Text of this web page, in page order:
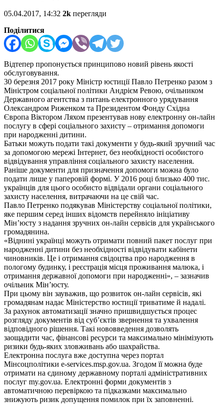
05.04.2017, 14:32 2k перегляди
Поділитися
Відтепер пропонується принципово новий рівень якості
обслуговування.
30 березня 2017 року Міністр юстиції Павло Петренко разом з
Міністром соціальної політики Андрієм Ревою, очільником
Державного агентства з питань електронного урядування
Олександром Риженком та Президентом Фонду Східна
Європа Віктором Ляхом презентував нову електронну он-лайн
послугу в сфері соціального захисту – отримання допомоги
при народженні дитини.
Батьки можуть подати такі документи у будь-який зручний час
за допомогою мережі Інтернет, без необхідності особистого
відвідування управління соціального захисту населення.
Раніше документи для призначення допомоги можна було
подати лише у паперовій формі. У 2016 році близько 400 тис.
українців для цього особисто відвідали органи соціального
захисту населення, витрачаючи на це свій час.
Павло Петренко подякував Міністерству соціальної політики,
яке першим серед інших відомств перейняло ініціативу
Мін’юсту з надання зручних он-лайн сервісів для українського
громадянина.
«Віднині українці можуть отримати повний пакет послуг при
народженні дитини без необхідності відвідувати кабінети
чиновників. Це і отримання свідоцтва про народження в
пологому будинку, і реєстрація місця проживання малюка, і
отримання державної допомоги при народженні», – зазначив
очільник Мін’юсту.
При цьому він зауважив, що розвиток он-лайн сервісів, які
громадянам надає Міністерство юстиції триватиме й надалі.
За рахунок автоматизації значно пришвидшується процес
розгляду документів від суб’єктів звернення та ухвалення
відповідного рішення. Такі нововведення дозволять
заощадити час, фінансові ресурси та максимально мінімізують
ризики будь-яких зловживань або шахрайства.
Електронна послуга вже доступна через портал
Мінсоцполітики e-services.msp.gov.ua. Згодом її можна буде
отримати на єдиному державному порталі адміністративних
послуг my.gov.ua. Електронні форми документів з
автоматичною перевіркою та підказками максимально
знижують ризик допущення помилок при їх заповненні.